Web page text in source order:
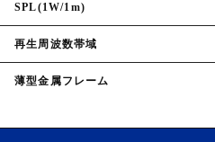
SPL(1W/1m)
再生周波数帯域
薄型金属フレーム